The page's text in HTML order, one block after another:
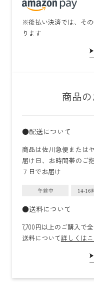
※後払い決済では、そ
ります
商品
●配送について
商品は佐川急便または
届け日、お時間帯のご
７日でお届け
●送料について
7,700円以上のご購入で
送料について詳しくは